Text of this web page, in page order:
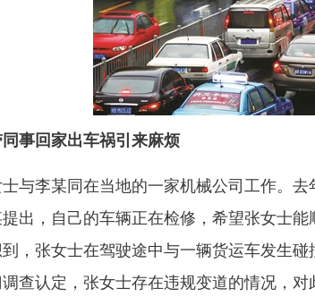
事回家出车祸引来麻烦
李某同在当地的一家机械公司工作。去
出，自己的车辆正在检修，希望张女士
，张女士在驾驶途中与一辆货运车发生
查认定，张女士存在违规变道的情况，